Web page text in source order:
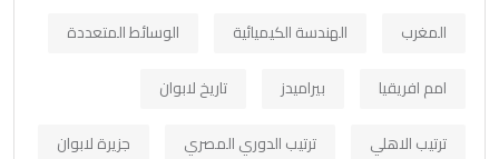
المغرب
الهندسة الكيميائية
الوسائط المتعددة
امم افريقيا
بيراميدز
تاريخ لابوان
ترتيب الاهلي
ترتيب الدوري المصري
جزيرة لابوان